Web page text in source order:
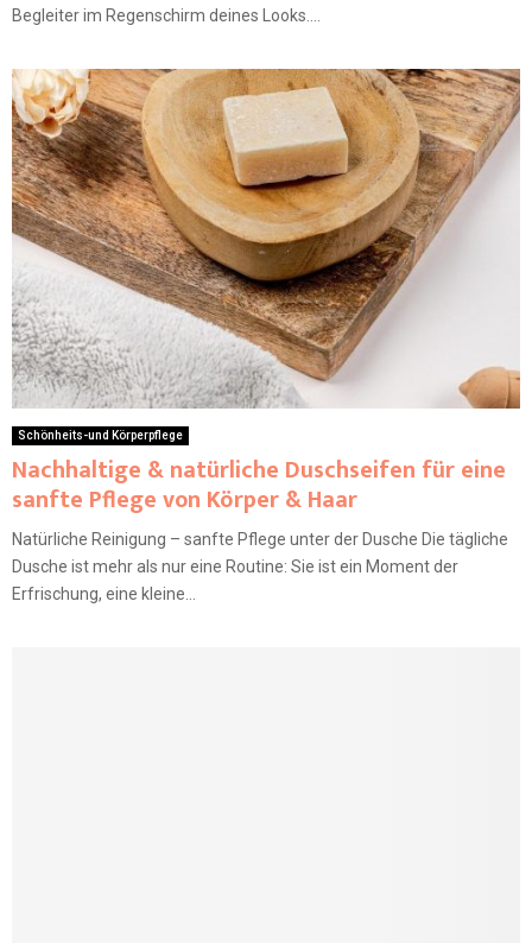
Begleiter im Regenschirm deines Looks....
Schönheits-und Körperpflege
Nachhaltige & natürliche Duschseifen für eine
sanfte Pflege von Körper & Haar
Natürliche Reinigung – sanfte Pflege unter der Dusche Die tägliche
Dusche ist mehr als nur eine Routine: Sie ist ein Moment der
Erfrischung, eine kleine...